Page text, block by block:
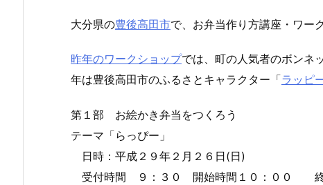
大分県の豊後高田市で、お弁当作り方講座・ワー
昨年のワークショップでは、町の人気者のボンネ
年は豊後高田市のふるさとキャラクター「ラッピ
第１部 お絵かき弁当をつくろう
テーマ「らっぴー」
日時：平成２９年２月２６日(日)
受付時間 ９：３０ 開始時間１０：００